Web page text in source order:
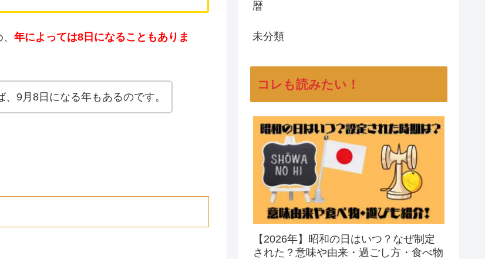
年によっては8日になることもありま
9月8日になる年もあるのです。
暦
未分類
コレも読みたい！
【2026年】昭和の日はいつ？なぜ制定
された？意味や由来・過ごし方・食べ物